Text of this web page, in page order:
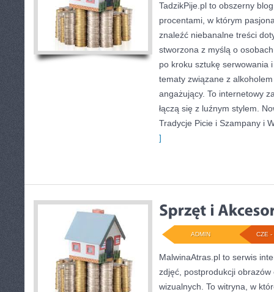
TadzikPije.pl to obszerny
procentami, w którym
znaleźć niebanalne treści
stworzona z myślą o
po kroku sztukę serwowania
tematy związane z
angażujący. To internetowy
łączą się z luźnym stylem.
Tradycje Picie i Szampany i
]
CZE -
ADMIN
MalwinaAtras.pl to serwis
zdjęć, postprodukcji obrazów
wizualnych. To witryna, w